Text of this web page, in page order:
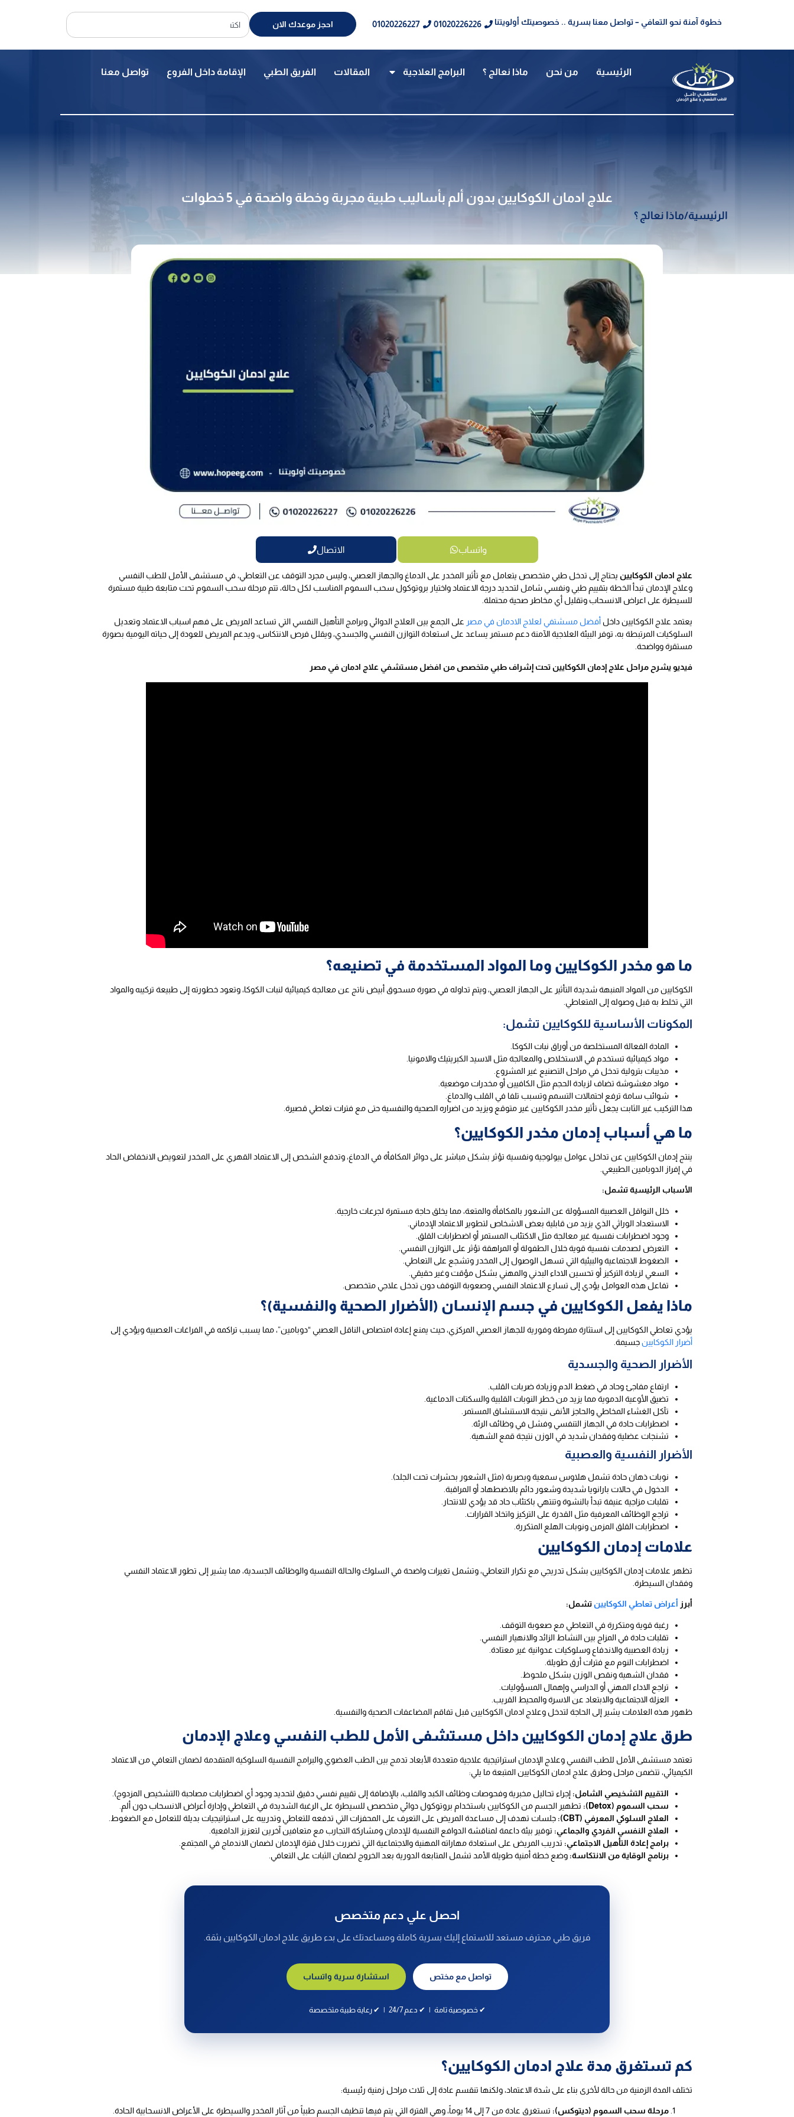
خطوة آمنة نحو التعافي – تواصل معنا بسرية .. خصوصيتك أولويتنا 01020226226
01020226227 احجز موعدك الان
الرئيسية من نحن ماذا نعالج ؟ البرامج العلاجية المقالات الفريق الطبي الإقامة داخل الفروع تواصل معنا
علاج ادمان الكوكايين بدون ألم بأساليب طبية مجربة وخطة واضحة في 5 خطوات
الرئيسية/ماذا نعالج ؟
واتساب الاتصال
علاج ادمان الكوكايين يحتاج إلى تدخل طبي متخصص يتعامل مع تأثير المخدر على الدماغ والجهاز العصبي، وليس مجرد التوقف عن التعاطي، في مستشفى الأمل للطب النفسي
وعلاج الإدمان تبدأ الخطة بتقييم طبي ونفسي شامل لتحديد درجة الاعتماد واختيار بروتوكول سحب السموم المناسب لكل حالة، تتم مرحلة سحب السموم تحت متابعة طبية مستمرة
للسيطرة على اعراض الانسحاب وتقليل أي مخاطر صحية محتملة.
يعتمد علاج الكوكايين داخل أفضل مسشتفي لعلاج الادمان في مصر على الجمع بين العلاج الدوائي وبرامج التأهيل النفسي التي تساعد المريض على فهم اسباب الاعتماد وتعديل
السلوكيات المرتبطة به، توفر البيئة العلاجية الآمنة دعم مستمر يساعد على استعادة التوازن النفسي والجسدي، ويقلل فرص الانتكاس، ويدعم المريض للعودة إلى حياته اليومية بصورة
مستقرة وواضحة.
فيديو يشرح مراحل علاج إدمان الكوكايين تحت إشراف طبي متخصص من افضل مستشفي علاج ادمان في مصر
ما هو مخدر الكوكايين وما المواد المستخدمة في تصنيعه؟
الكوكايين من المواد المنبهة شديدة التأثير على الجهاز العصبي، ويتم تداوله في صورة مسحوق أبيض ناتج عن معالجة كيميائية لنبات الكوكا، وتعود خطورته إلى طبيعة تركيبه والمواد
التي تخلط به قبل وصوله إلى المتعاطي.
المكونات الأساسية للكوكايين تشمل:
المادة الفعالة المستخلصة من أوراق نبات الكوكا.
مواد كيميائية تستخدم في الاستخلاص والمعالجة مثل الاسيد الكبريتيك والامونيا.
مذيبات بترولية تدخل في مراحل التصنيع غير المشروع.
مواد مغشوشة تضاف لزيادة الحجم مثل الكافيين أو مخدرات موضعية.
شوائب سامة ترفع احتمالات التسمم وتسبب تلفا في القلب والدماغ.
هذا التركيب غير الثابت يجعل تأثير مخدر الكوكايين غير متوقع ويزيد من اضراره الصحية والنفسية حتى مع فترات تعاطي قصيرة.
ما هي أسباب إدمان مخدر الكوكايين؟
ينتج إدمان الكوكايين عن تداخل عوامل بيولوجية ونفسية تؤثر بشكل مباشر على دوائر المكافأة في الدماغ، وتدفع الشخص إلى الاعتماد القهري على المخدر لتعويض الانخفاض الحاد
في إفراز الدوبامين الطبيعي.
الأسباب الرئيسية تشمل:
خلل النواقل العصبية المسؤولة عن الشعور بالمكافأة والمتعة، مما يخلق حاجة مستمرة لجرعات خارجية.
الاستعداد الوراثي الذي يزيد من قابلية بعض الاشخاص لتطوير الاعتماد الإدماني.
وجود اضطرابات نفسية غير معالجة مثل الاكتئاب المستمر أو اضطرابات القلق.
التعرض لصدمات نفسية قوية خلال الطفولة أو المراهقة تؤثر على التوازن النفسي.
الضغوط الاجتماعية والبيئية التي تسهل الوصول إلى المخدر وتشجع على التعاطي.
السعي لزيادة التركيز أو تحسين الاداء البدني والمهني بشكل مؤقت وغير حقيقي.
تفاعل هذه العوامل يؤدي إلى تسارع الاعتماد النفسي وصعوبة التوقف دون تدخل علاجي متخصص.
ماذا يفعل الكوكايين في جسم الإنسان (الأضرار الصحية والنفسية)؟
يؤدي تعاطي الكوكايين إلى استثارة مفرطة وفورية للجهاز العصبي المركزي، حيث يمنع إعادة امتصاص الناقل العصبي “دوبامين”، مما يسبب تراكمه في الفراغات العصبية ويؤدي إلى
أضرار الكوكايينجسيمة.
الأضرار الصحية والجسدية
ارتفاع مفاجئ وحاد في ضغط الدم وزيادة ضربات القلب.
تضيق الأوعية الدموية مما يزيد من خطر النوبات القلبية والسكتات الدماغية.
تآكل الغشاء المخاطي والحاجز الأنفى نتيجة الاستنشاق المستمر.
اضطرابات حادة في الجهاز التنفسي وفشل في وظائف الرئة.
تشنجات عضلية وفقدان شديد في الوزن نتيجة قمع الشهية.
الأضرار النفسية والعصبية
نوبات ذهان حادة تشمل هلاوس سمعية وبصرية (مثل الشعور بحشرات تحت الجلد).
الدخول في حالات بارانويا شديدة وشعور دائم بالاضطهاد أو المراقبة.
تقلبات مزاجية عنيفة تبدأ بالنشوة وتنتهي باكتئاب حاد قد يؤدي للانتحار.
تراجع الوظائف المعرفية مثل القدرة على التركيز واتخاذ القرارات.
اضطرابات القلق المزمن ونوبات الهلع المتكررة.
علامات إدمان الكوكايين
تظهر علامات إدمان الكوكايين بشكل تدريجي مع تكرار التعاطي، وتشمل تغيرات واضحة في السلوك والحالة النفسية والوظائف الجسدية، مما يشير إلى تطور الاعتماد النفسي
وفقدان السيطرة.
أبرز أعراض تعاطي الكوكايين تشمل:
رغبة قوية ومتكررة في التعاطي مع صعوبة التوقف.
تقلبات حادة في المزاج بين النشاط الزائد والانهيار النفسي.
زيادة العصبية والاندفاع وسلوكيات عدوانية غير معتادة.
اضطرابات النوم مع فترات أرق طويلة.
فقدان الشهية ونقص الوزن بشكل ملحوظ.
تراجع الاداء المهني أو الدراسي وإهمال المسؤوليات.
العزلة الاجتماعية والابتعاد عن الاسرة والمحيط القريب.
ظهور هذه العلامات يشير إلى الحاجة لتدخل وعلاج ادمان الكوكايين قبل تفاقم المضاعفات الصحية والنفسية.
طرق علاج إدمان الكوكايين داخل مستشفى الأمل للطب النفسي وعلاج الإدمان
تعتمد مستشفى الأمل للطب النفسي وعلاج الإدمان استراتيجية علاجية متعددة الأبعاد تدمج بين الطب العضوي والبرامج النفسية السلوكية المتقدمة لضمان التعافي من الاعتماد
الكيميائي، تتضمن مراحل وطرق علاج ادمان الكوكايين المتبعة ما يلي:
التقييم التشخيصي الشامل: إجراء تحاليل مخبرية وفحوصات وظائف الكبد والقلب، بالإضافة إلى تقييم نفسي دقيق لتحديد وجود أي اضطرابات مصاحبة (التشخيص المزدوج).
سحب السموم (Detox):
تطهير الجسم من الكوكايين باستخدام بروتوكول دوائي متخصص للسيطرة على الرغبة الشديدة في التعاطي وإدارة أعراض الانسحاب دون ألم.
العلاج السلوكي المعرفي (CBT):
جلسات تهدف إلى مساعدة المريض على التعرف على المحفزات التي تدفعه للتعاطي وتدريبه على استراتيجيات بديلة للتعامل مع الضغوط.
العلاج النفسي الفردي والجماعي: توفير بيئة داعمة لمناقشة الدوافع النفسية للإدمان ومشاركة التجارب مع متعافين آخرين لتعزيز الدافعية.
برامج إعادة التأهيل الاجتماعي: تدريب المريض على استعادة مهاراته المهنية والاجتماعية التي تضررت خلال فترة الإدمان لضمان الاندماج في المجتمع.
برنامج الوقاية من الانتكاسة: وضع خطة أمنية طويلة الأمد تشمل المتابعة الدورية بعد الخروج لضمان الثبات على التعافي.
احصل علي دعم متخصص
فريق طبي محترف مستعد للاستماع إليك بسرية كاملة ومساعدتك على بدء طريق علاج ادمان الكوكايين بثقة.
تواصل مع مختص استشارة سرية واتساب
✔ خصوصية تامة | ✔ دعم 24/7 | ✔ رعاية طبية متخصصة
كم تستغرق مدة علاج ادمان الكوكايين؟
تختلف المدة الزمنية من حالة لأخرى بناء على شدة الاعتماد، ولكنها تنقسم عادة إلى ثلاث مراحل زمنية رئيسية:
مرحلة سحب السموم (ديتوكس): تستغرق عادة من 7 إلى 14 يوماً، وهي الفترة التي يتم فيها تنظيف الجسم طبياً من آثار المخدر والسيطرة على الأعراض الانسحابية الحادة.